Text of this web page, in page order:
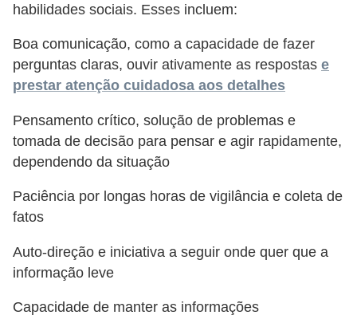
habilidades sociais. Esses incluem:
Boa comunicação, como a capacidade de fazer
perguntas claras, ouvir ativamente as respostas e
prestar atenção cuidadosa aos detalhes
Pensamento crítico, solução de problemas e
tomada de decisão para pensar e agir rapidamente,
dependendo da situação
Paciência por longas horas de vigilância e coleta de
fatos
Auto-direção e iniciativa a seguir onde quer que a
informação leve
Capacidade de manter as informações